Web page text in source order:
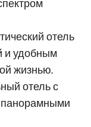
отель
и удобным
жизнью.
отель с